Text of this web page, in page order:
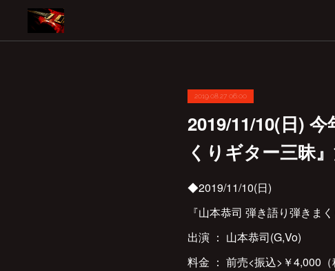
2019.08.27 06:00
2019/11/10(日)
くりギター三昧
◆2019/11/10(日)
『山本恭司 弾き語り弾きま
出演 ： 山本恭司(G,Vo)
料金 ： 前売<振込>￥4,000